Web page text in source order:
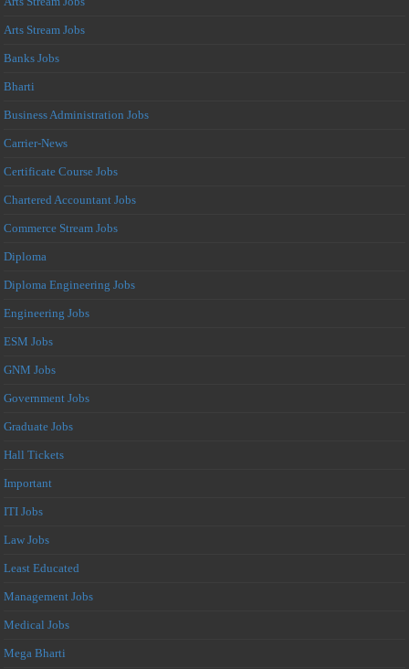
Arts Stream Jobs
Banks Jobs
Bharti
Business Administration Jobs
Carrier-News
Certificate Course Jobs
Chartered Accountant Jobs
Commerce Stream Jobs
Diploma
Diploma Engineering Jobs
Engineering Jobs
ESM Jobs
GNM Jobs
Government Jobs
Graduate Jobs
Hall Tickets
Important
ITI Jobs
Law Jobs
Least Educated
Management Jobs
Medical Jobs
Mega Bharti